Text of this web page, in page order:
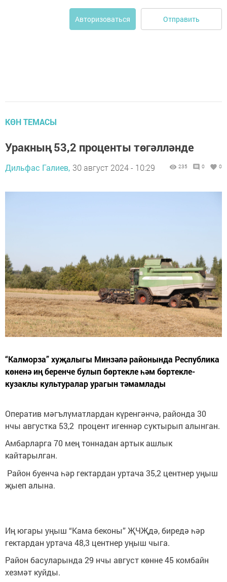
Авторизоваться Отправить
КӨН ТЕМАСЫ
Уракның 53,2 проценты төгәлләнде
Дильфас Галиев, 30 август 2024 - 10:29 235 0 0
“Калморза” хуҗалыгы Минзәлә районында Республика
көненә иң беренче булып бөртекле һәм бөртекле-
кузаклы культуралар урагын тәмамлады
Оператив мәгълүматлардан күренгәнчә, районда 30
нчы августка 53,2 процент игеннәр суктырып алынган.
Амбарларга 70 мең тоннадан артык ашлык
кайтарылган.
Район буенча һәр гектардан уртача 35,2 центнер уңыш
җыеп алына.
Иң югары уңыш “Кама беконы” ҖЧҖдә, биредә һәр
гектардан уртача 48,3 центнер уңыш чыга.
Район басуларында 29 нчы август көнне 45 комбайн
хезмәт куйды.